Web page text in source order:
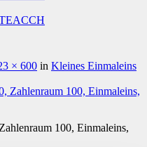
× 600 in Kleines Einmaleins
100, Einmaleins,